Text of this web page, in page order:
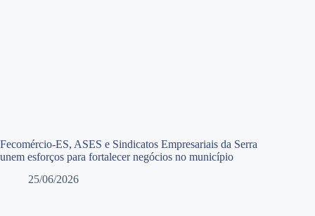
Fecomércio-ES, ASES e Sindicatos Empresariais da Serra
unem esforços para fortalecer negócios no município
25/06/2026